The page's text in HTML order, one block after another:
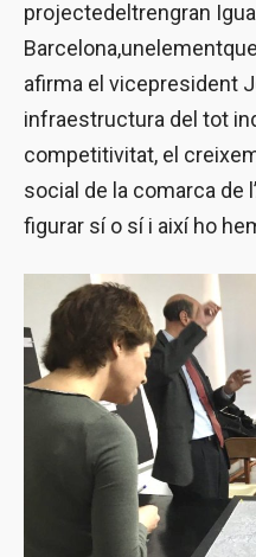
projectedeltrengran
afirma el vicepresident
infraestructura del tot
competitivitat, el
social de la comarca de
figurar sí o sí i així ho